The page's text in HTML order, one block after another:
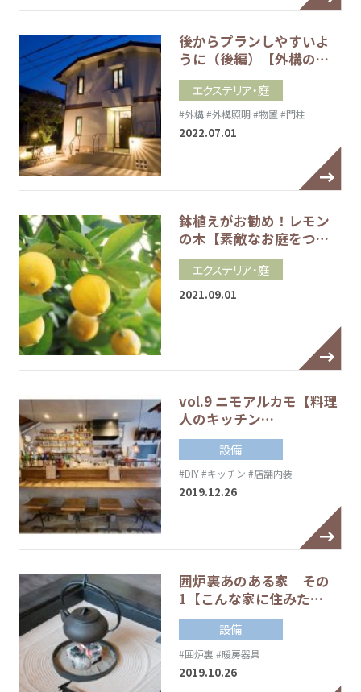
後からプランしやすいよ
うに（後編）【外構の…
エクステリア・庭
#外構#外構照明 #物置 #門柱
2022.07.01
鉢植えがお勧め！レモン
の木【素敵なお庭をつ…
エクステリア・庭
2021.09.01
vol.9 ニモアルカモ【料理
人のキッチン…
設備
#DIY#キッチン #店舗内装
2019.12.26
囲炉裏あのある家 その
1【こんな家に住みた…
設備
#囲炉裏 #暖房器具
2019.10.26